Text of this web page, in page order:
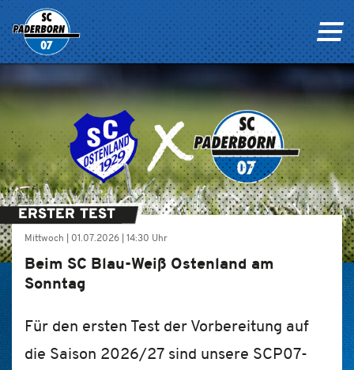
ERSTER TEST
Mittwoch | 01.07.2026 | 14:30 Uhr
Beim SC Blau-Weiß Ostenland am
Sonntag
Für den ersten Test der Vorbereitung auf
die Saison 2026/27 sind unsere SCP07-